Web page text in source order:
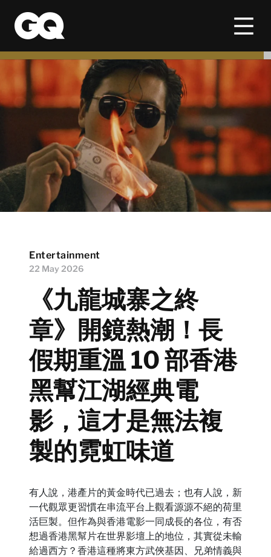
Entertainment
22 May 2026
《九龍城寨之終
章》開鏡熱潮！長
假期重溫 10 部香港
黑幫江湖經典電
影，這才是無法複
製的霓虹味道
有人說，港產片的黃金時代已過去；也有人說，新
一代觀眾更習慣在串流平台上觀看源源不絕的荷里
活巨製。但作為與香港電影一同成長的各位，有否
想過香港黑幫片在世界影壇上的地位，其實從未輸
給過西方？香港這種將東方武俠基因、兄弟情義與